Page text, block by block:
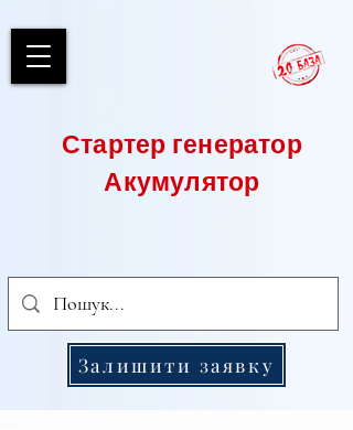
Стартер генератор
Акумулятор
Залишити заявку